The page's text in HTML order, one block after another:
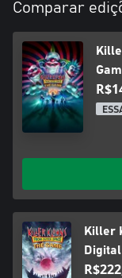
Comparar
Killer